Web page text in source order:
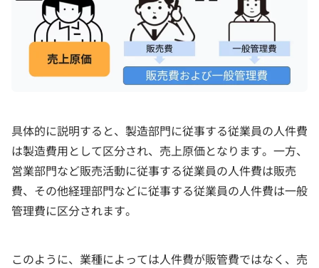
具体的に説明すると、製造部門に従事する従業員の人件費
は製造費用として区分され、売上原価となります。一方、
営業部門など販売活動に従事する従業員の人件費は販売
費、その他経理部門などに従事する従業員の人件費は一般
管理費に区分されます。
このように、業種によっては人件費が販管費ではなく、売